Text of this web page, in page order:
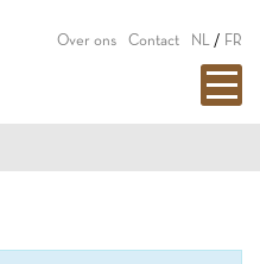
Over ons Contact NL / FR